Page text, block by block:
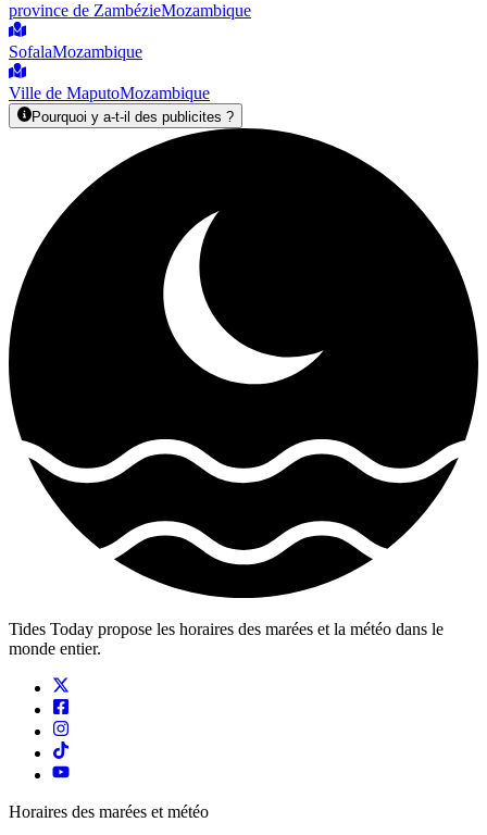
province de ZambézieMozambique
SofalaMozambique
Ville de MaputoMozambique
Pourquoi y a-t-il des publicites ?
Tides Today propose les horaires des marées et la météo dans le
monde entier.
Horaires des marées et météo